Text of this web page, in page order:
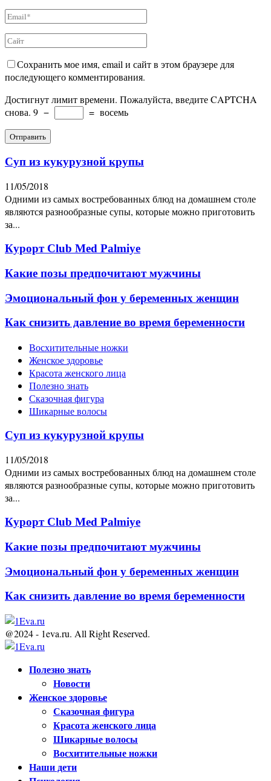
Сохранить мое имя, email и сайт в этом браузере для
последующего комментирования.
Достигнут лимит времени. Пожалуйста, введите CAPTCHA
снова. 9 − = восемь
Суп из кукурузной крупы
11/05/2018
Одними из самых востребованных блюд на домашнем столе
являются разнообразные супы, которые можно приготовить
за...
Курорт Club Med Palmiye
Какие позы предпочитают мужчины
Эмоциональный фон у беременных женщин
Как снизить давление во время беременности
Восхитительные ножки
Женское здоровье
Красота женского лица
Полезно знать
Сказочная фигура
Шикарные волосы
Суп из кукурузной крупы
11/05/2018
Одними из самых востребованных блюд на домашнем столе
являются разнообразные супы, которые можно приготовить
за...
Курорт Club Med Palmiye
Какие позы предпочитают мужчины
Эмоциональный фон у беременных женщин
Как снизить давление во время беременности
@2024 - 1eva.ru. All Right Reserved.
Полезно знать
Новости
Женское здоровье
Сказочная фигура
Красота женского лица
Шикарные волосы
Восхитительные ножки
Наши дети